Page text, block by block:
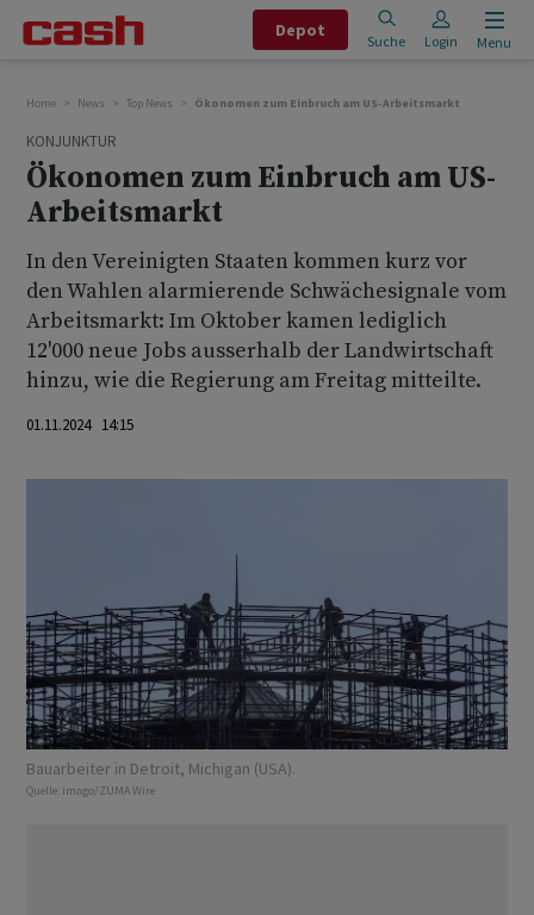
Depot
Suche Login Menu
Home News Top News Ökonomen zum Einbruch am US-Arbeitsmarkt
KONJUNKTUR
Ökonomen zum Einbruch am US-
Arbeitsmarkt
In den Vereinigten Staaten kommen kurz vor
den Wahlen alarmierende Schwächesignale vom
Arbeitsmarkt: Im Oktober kamen lediglich
12'000 neue Jobs ausserhalb der Landwirtschaft
hinzu, wie die Regierung am Freitag mitteilte.
01.11.2024 14:15
Bauarbeiter in Detroit, Michigan (USA).
Quelle: imago/ZUMA Wire